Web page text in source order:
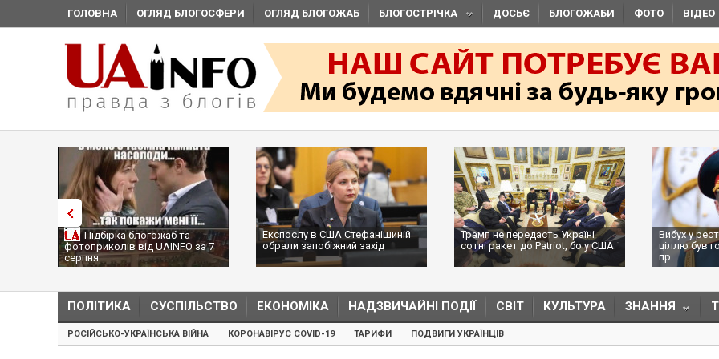
ГОЛОВНА ОГЛЯД БЛОГОСФЕРИ ОГЛЯД БЛОГОЖАБ БЛОГОСТРІЧКА ДОСЬЄ БЛОГОЖАБИ ФОТО ВІДЕО
Підбірка блогожаб та
фотоприколів від UAINFO за 7
серпня
Експослу в США Стефанішиній
обрали запобіжний захід
Трамп не передасть Україні
сотні ракет до Patriot, бо у США
...
Вибух у
ціллю був
пр...
ПОЛІТИКА СУСПІЛЬСТВО ЕКОНОМІКА НАДЗВИЧАЙНІ ПОДІЇ СВІТ КУЛЬТУРА ЗНАННЯ
РОСІЙСЬКО-УКРАЇНСЬКА ВІЙНА КОРОНАВІРУС COVID-19 ТАРИФИ ПОДВИГИ УКРАЇНЦІВ